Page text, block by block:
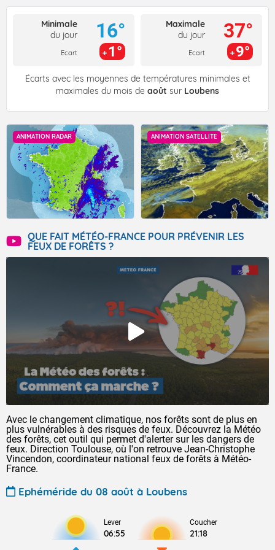
Minimale
du jour
Ecart
16°
1°
Maximale
du jour
Ecart
37°
9°
Écarts avec les moyennes de températures minimales et
maximales du mois de août sur Loubens
ANIMATION RADAR ANIMATION SATELLITE
QUE FAIT MÉTÉO-FRANCE POUR PRÉVENIR LES
FEUX DE FORÊTS ?
Avec le changement climatique, nos forêts sont de plus en
plus vulnérables à des risques de feux. Découvrez la Météo
des forêts, cet outil qui permet d'alerter sur les dangers de
feux. Direction Toulouse, où l'on retrouve Jean-Christophe
Vincendon, coordinateur national feux de forêts à Météo-
France.
Ephéméride du 08 août à Loubens
Lever
06:55
Coucher
21:18